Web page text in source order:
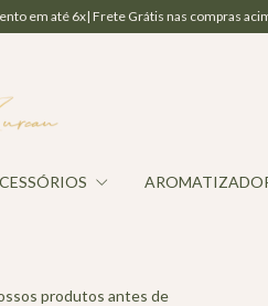
6x| Frete Grátis nas compras acima de R$
produtos antes de